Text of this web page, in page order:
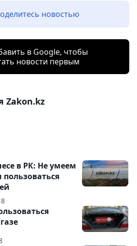
новостью
в Google, чтобы
новости первым
Zakon.kz
в РК: Не умеем